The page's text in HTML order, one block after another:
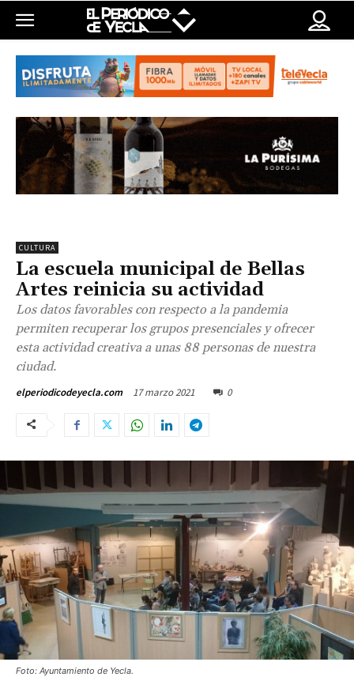
CULTURA
La escuela municipal de Bellas
Artes reinicia su actividad
Los datos favorables con respecto a la pandemia
permiten recuperar los grupos presenciales y ofrecer
esta actividad creativa a unas 88 personas de nuestra
ciudad.
elperiodicodeyecla.com 17 marzo 2021 0
Foto: Ayuntamiento de Yecla.